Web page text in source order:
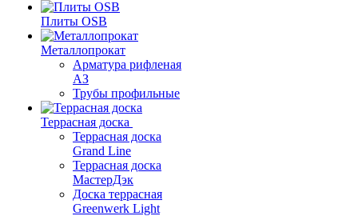
Плиты OSB
Металлопрокат
Арматура рифленая
АЗ
Трубы профильные
Террасная доска
Террасная доска
Grand Line
Террасная доска
МастерДэк
Доска террасная
Greenwerk Light